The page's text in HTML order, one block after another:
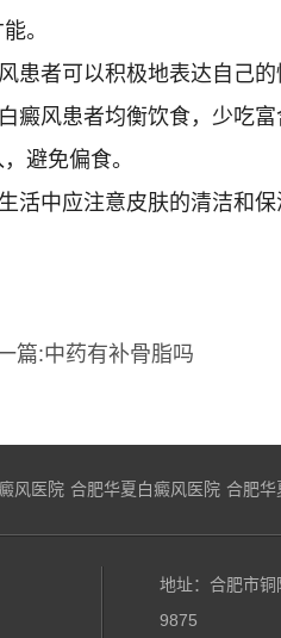
。
患者可以积极地表达自己
癜风患者均衡饮食，少吃
避免偏食。
活中应注意皮肤的清洁和
篇:中药有补骨脂吗
风医院 合肥华夏白癜风医院 合肥华
地址：合肥市
9875